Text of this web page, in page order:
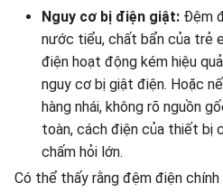
Nguy cơ bị điện giật: Đệm
nước tiểu, chất bẩn của trẻ
điện hoạt động kém hiệu
nguy cơ bị giật điện. Hoặc
hàng nhái, không rõ nguồn
toàn, cách điện của thiết bị
chấm hỏi lớn.
Có thể thấy rằng đệm điện